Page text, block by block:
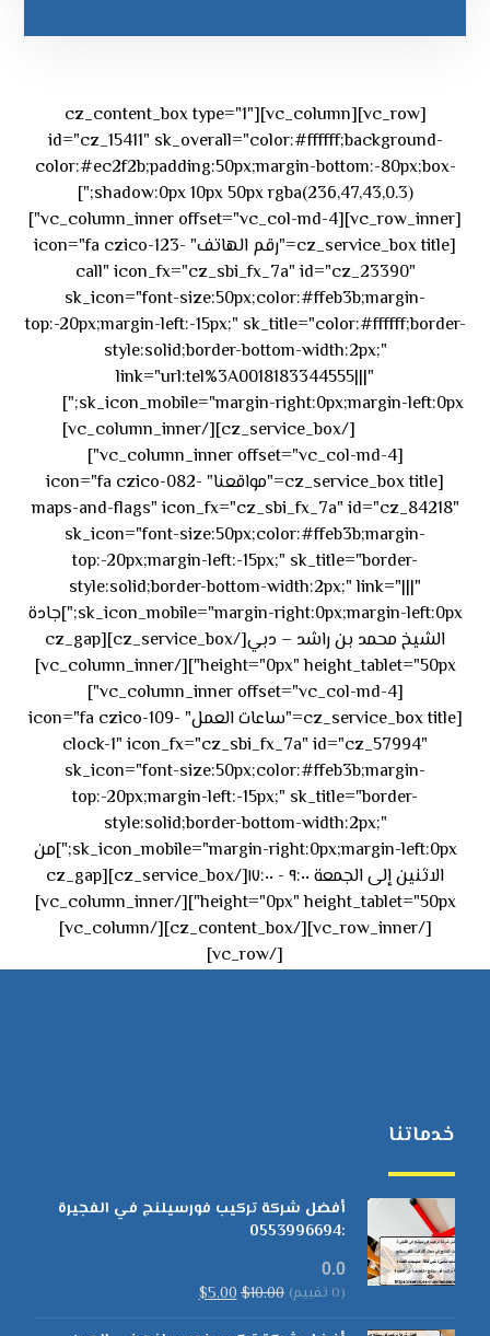
[vc_row][vc_column][cz_content_box type="1"
id="cz_15411" sk_overall="color:#ffffff;background-
color:#ec2f2b;padding:50px;margin-bottom:-80px;box-
shadow:0px 10px 50px rgba(236,47,43,0.3);"]
[vc_row_inner][vc_column_inner offset="vc_col-md-4"]
[cz_service_box title="رقم الهاتف" icon="fa czico-123-
call" icon_fx="cz_sbi_fx_7a" id="cz_23390"
sk_icon="font-size:50px;color:#ffeb3b;margin-
top:-20px;margin-left:-15px;" sk_title="color:#ffffff;border-
style:solid;border-bottom-width:2px;"
link="url:tel%3A0018183344555|||"
sk_icon_mobile="margin-right:0px;margin-left:0px;"]
[/cz_service_box][/vc_column_inner]
[vc_column_inner offset="vc_col-md-4"]
[cz_service_box title="مواقعنا" icon="fa czico-082-
maps-and-flags" icon_fx="cz_sbi_fx_7a" id="cz_84218"
sk_icon="font-size:50px;color:#ffeb3b;margin-
top:-20px;margin-left:-15px;" sk_title="border-
style:solid;border-bottom-width:2px;" link="|||"
sk_icon_mobile="margin-right:0px;margin-left:0px;"]جادة
الشيخ محمد بن راشد – دبي[/cz_service_box][cz_gap
height="0px" height_tablet="50px"][/vc_column_inner]
[vc_column_inner offset="vc_col-md-4"]
[cz_service_box title="ساعات العمل" icon="fa czico-109-
clock-1" icon_fx="cz_sbi_fx_7a" id="cz_57994"
sk_icon="font-size:50px;color:#ffeb3b;margin-
top:-20px;margin-left:-15px;" sk_title="border-
style:solid;border-bottom-width:2px;"
sk_icon_mobile="margin-right:0px;margin-left:0px;"]من
الاثنين إلى الجمعة ٩:٠٠ - ١٧:٠٠[/cz_service_box][cz_gap
height="0px" height_tablet="50px"][/vc_column_inner]
[/vc_row_inner][/cz_content_box][/vc_column]
[/vc_row]
خدماتنا
أفضل شركة تركيب فورسيلنج في الفجيرة
:0553996694
0.0
(0 تقييم) $10.00
$5.00